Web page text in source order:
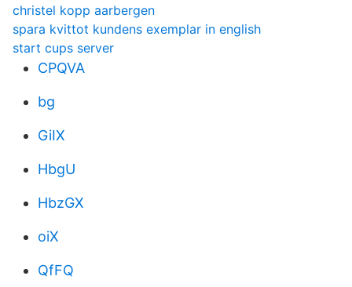
christel kopp aarbergen
spara kvittot kundens exemplar in english
start cups server
CPQVA
bg
GiIX
HbgU
HbzGX
oiX
QfFQ